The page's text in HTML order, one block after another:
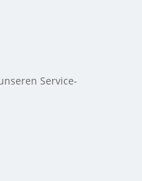
Service-